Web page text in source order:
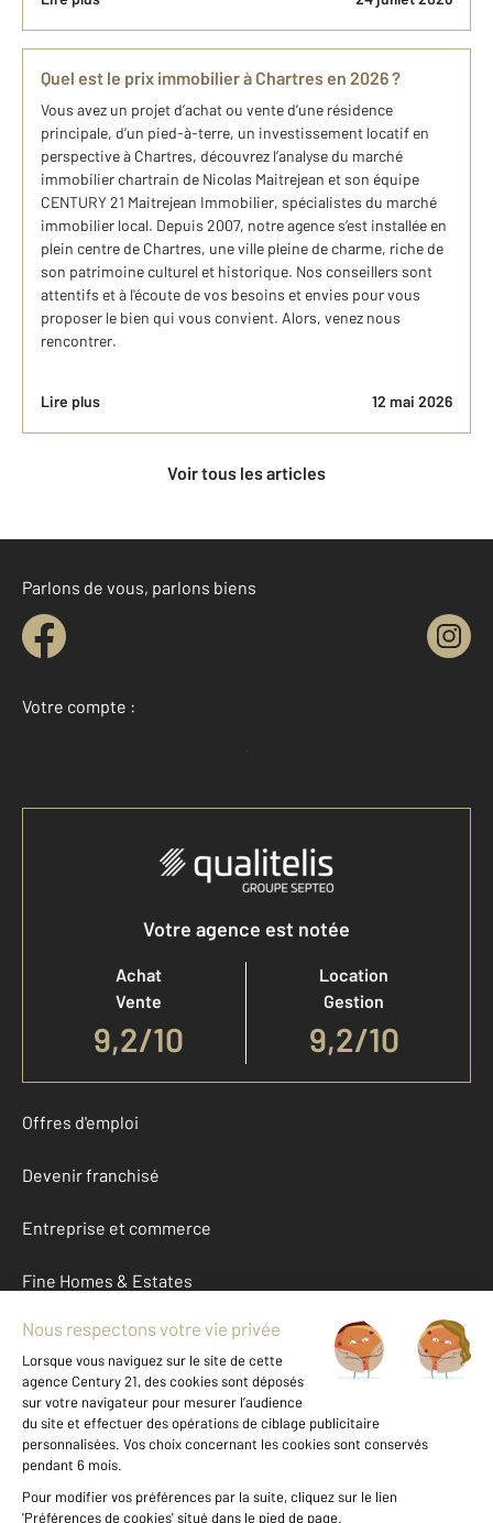
Quel est le prix immobilier à Chartres en 2026 ?
Vous avez un projet d’achat ou vente d’une résidence
principale, d’un pied-à-terre, un investissement locatif en
perspective à Chartres, découvrez l’analyse du marché
immobilier chartrain de Nicolas Maitrejean et son équipe
CENTURY 21 Maitrejean Immobilier, spécialistes du marché
immobilier local. Depuis 2007, notre agence s’est installée en
plein centre de Chartres, une ville pleine de charme, riche de
son patrimoine culturel et historique. Nos conseillers sont
attentifs et à l'écoute de vos besoins et envies pour vous
proposer le bien qui vous convient. Alors, venez nous
rencontrer.
Lire plus 12 mai 2026
Voir tous les articles
Parlons de vous, parlons biens
Votre compte :
Accéder à mon compte
Votre agence est notée
Achat
Vente
9,2/10
Location
Gestion
9,2/10
Offres d'emploi
Devenir franchisé
Entreprise et commerce
Fine Homes & Estates
À propos
International
Nous contacter